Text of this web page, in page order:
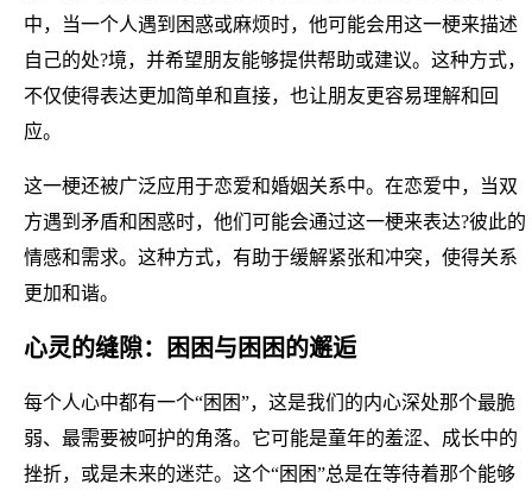
中，当一个人遇到困惑或麻烦时，他可能会用这一梗来描述
自己的处?境，并希望朋友能够提供帮助或建议。这种方式，
不仅使得表达更加简单和直接，也让朋友更容易理解和回
应。
这一梗还被广泛应用于恋爱和婚姻关系中。在恋爱中，当双
方遇到矛盾和困惑时，他们可能会通过这一梗来表达?彼此的
情感和需求。这种方式，有助于缓解紧张和冲突，使得关系
更加和谐。
心灵的缝隙：困困与困困的邂逅
每个人心中都有一个“困困”，这是我们的内心深处那个最脆
弱、最需要被呵护的角落。它可能是童年的羞涩、成长中的
挫折，或是未来的迷茫。这个“困困”总是在等待着那个能够